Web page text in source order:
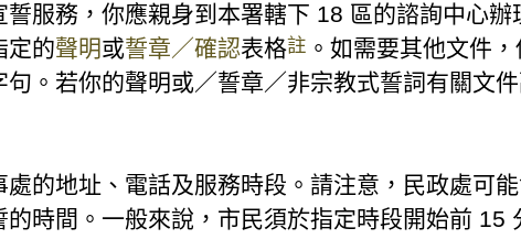
服務，你應親身到本署轄下 18 區的諮詢中心
定的聲明或誓章／確認表格註 。如需要其他文件
。若你的聲明或／誓章／非宗教式誓詞有關文
的地址、電話及服務時段。請注意，民政處可
時間。一般來說，市民須於指定時段開始前 15